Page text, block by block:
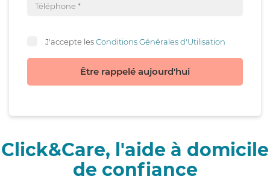
J'accepte lesConditions Générales d'Utilisation
Être rappelé aujourd'hui
Click&Care, l'aide à domicile
de confiance